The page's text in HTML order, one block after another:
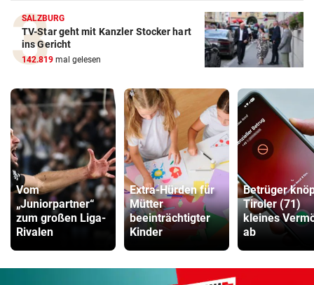
SALZBURG
TV-Star geht mit Kanzler Stocker hart
ins Gericht
142.819 mal gelesen
Vom
„Juniorpartner“
zum großen Liga-
Rivalen
Extra-Hürden für
Mütter
beeinträchtigter
Kinder
Betrüger
Tiroler (71)
kleines
ab